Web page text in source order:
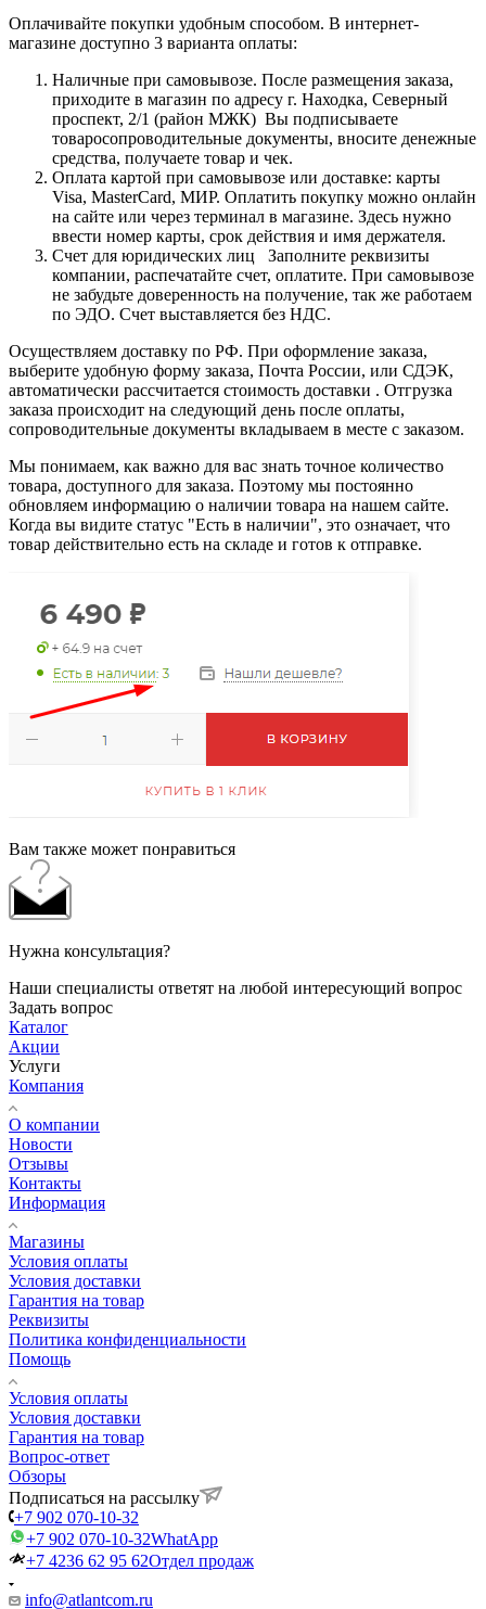
Оплачивайте покупки удобным способом. В интернет-
магазине доступно 3 варианта оплаты:
Наличные при самовывозе. После размещения заказа,
приходите в магазин по адресу г. Находка, Северный
проспект, 2/1 (район МЖК) Вы подписываете
товаросопроводительные документы, вносите денежные
средства, получаете товар и чек.
Оплата картой при самовывозе или доставке: карты
Visa, MasterCard, МИР. Оплатить покупку можно онлайн
на сайте или через терминал в магазине. Здесь нужно
ввести номер карты, срок действия и имя держателя.
Счет для юридических лиц Заполните реквизиты
компании, распечатайте счет, оплатите. При самовывозе
не забудьте доверенность на получение, так же работаем
по ЭДО. Счет выставляется без НДС.
Осуществляем доставку по РФ. При оформление заказа,
выберите удобную форму заказа, Почта России, или СДЭК,
автоматически рассчитается стоимость доставки . Отгрузка
заказа происходит на следующий день после оплаты,
сопроводительные документы вкладываем в месте с заказом.
Мы понимаем, как важно для вас знать точное количество
товара, доступного для заказа. Поэтому мы постоянно
обновляем информацию о наличии товара на нашем сайте.
Когда вы видите статус "Есть в наличии", это означает, что
товар действительно есть на складе и готов к отправке.
Вам также может понравиться
Нужна консультация?
Наши специалисты ответят на любой интересующий вопрос
Задать вопрос
Каталог
Акции
Услуги
Компания
О компании
Новости
Отзывы
Контакты
Информация
Магазины
Условия оплаты
Условия доставки
Гарантия на товар
Реквизиты
Политика конфиденциальности
Помощь
Условия оплаты
Условия доставки
Гарантия на товар
Вопрос-ответ
Обзоры
Подписаться на рассылку
+7 902 070-10-32
+7 902 070-10-32WhatApp
+7 4236 62 95 62Отдел продаж
info@atlantcom.ru